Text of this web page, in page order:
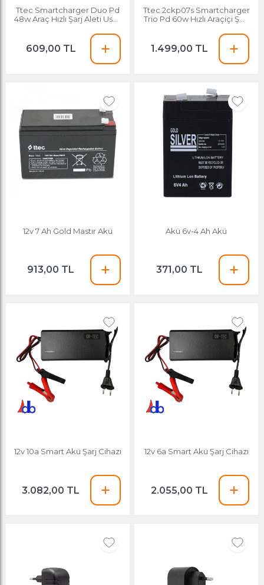
Ttec Smartcharger Duo Pd
48w Araç Hızlı Şarj Aleti Usb-
609,00 TL
Ttec 2ckp07s Smartcharger
Trio Pd 60w Hızlı Araçiçi Şarj
1.499,00 TL
12v 7 Ah Gold Mastır Akü
913,00 TL
Akü 6v-4 Ah Akü
371,00 TL
12v 10a Smart Akü Şarj Cihazı
3.082,00 TL
12v 6a Smart Akü Şarj Cihazı
2.055,00 TL